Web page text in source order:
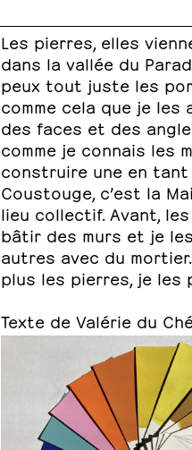
Les pierres, elles
dans la vallée du
peux tout juste les
comme cela que je les
des faces et des
comme je connais les
construire une en tant
Coustouge, c’est la
lieu collectif. Avant,
bâtir des murs et je
autres avec du
plus les pierres, je les
Texte de Valérie du